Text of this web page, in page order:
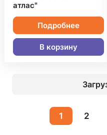
атлас"
Подробнее
В корзину
1 2